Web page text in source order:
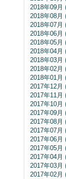
2018年09月
2018年08月
2018年07月
2018年06月
2018年05月
2018年04月
2018年03月
2018年02月
2018年01月
2017年12月
2017年11月
2017年10月
2017年09月
2017年08月
2017年07月
2017年06月
2017年05月
2017年04月
2017年03月
2017年02月